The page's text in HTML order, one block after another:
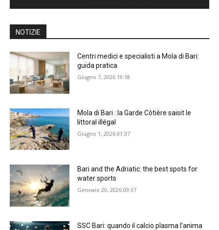
NOTIZIE
Centri medici e specialisti a Mola di Bari:
guida pratica
Giugno 7, 2026 19:18
Mola di Bari : la Garde Côtière saisit le
littoral illégal
Giugno 1, 2026 01:37
Bari and the Adriatic: the best spots for
water sports
Gennaio 20, 2026 09:37
SSC Bari: quando il calcio plasma l’anima